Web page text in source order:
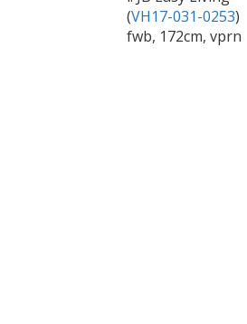
(VH17-031-0253)
fwb, 172cm, vprn